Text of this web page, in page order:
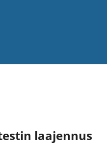
laajennus